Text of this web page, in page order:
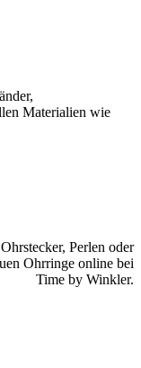
Materialien wie
Perlen oder
Ohrringe online bei
Time by Winkler.